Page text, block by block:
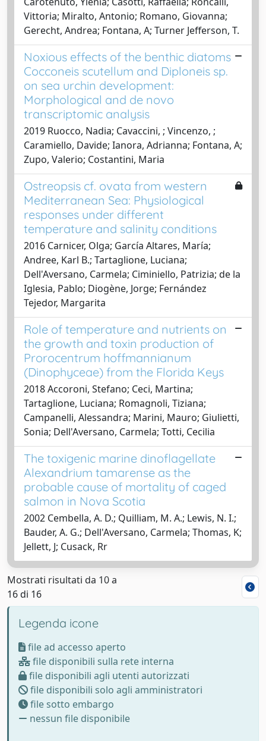
Vittoria; Miralto, Antonio; Romano, Giovanna;
Gerecht, Andrea; Fontana, A; Turner Jefferson, T.
Noxious effects of the benthic diatoms
Cocconeis scutellum and Diploneis sp.
on sea urchin development:
Morphological and de novo
transcriptomic analysis
2019 Ruocco, Nadia; Cavaccini, ; Vincenzo, ;
Caramiello, Davide; Ianora, Adrianna; Fontana, A;
Zupo, Valerio; Costantini, Maria
Ostreopsis cf. ovata from western
Mediterranean Sea: Physiological
responses under different
temperature and salinity conditions
2016 Carnicer, Olga; García Altares, María;
Andree, Karl B.; Tartaglione, Luciana;
Dell'Aversano, Carmela; Ciminiello, Patrizia; de la
Iglesia, Pablo; Diogène, Jorge; Fernández
Tejedor, Margarita
Role of temperature and nutrients on
the growth and toxin production of
Prorocentrum hoffmannianum
(Dinophyceae) from the Florida Keys
2018 Accoroni, Stefano; Ceci, Martina;
Tartaglione, Luciana; Romagnoli, Tiziana;
Campanelli, Alessandra; Marini, Mauro; Giulietti,
Sonia; Dell'Aversano, Carmela; Totti, Cecilia
The toxigenic marine dinoflagellate
Alexandrium tamarense as the
probable cause of mortality of caged
salmon in Nova Scotia
2002 Cembella, A. D.; Quilliam, M. A.; Lewis, N. I.;
Bauder, A. G.; Dell'Aversano, Carmela; Thomas, K;
Jellett, J; Cusack, Rr
Mostrati risultati da 10 a
16 di 16
Legenda icone
file ad accesso aperto
file disponibili sulla rete interna
file disponibili agli utenti autorizzati
file disponibili solo agli amministratori
file sotto embargo
nessun file disponibile